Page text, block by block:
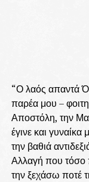
“Ο λαός απαντά
παρέα μου –
Αποστόλη, την
έγινε και
την βαθιά
Αλλαγή που τόσο
την ξεχάσω ποτέ